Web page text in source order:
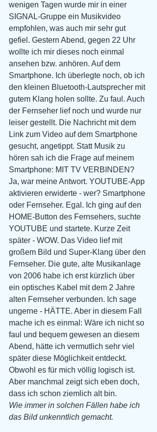
wenigen Tagen wurde mir in einer
SIGNAL-Gruppe ein Musikvideo
empfohlen, was auch mir sehr gut
gefiel. Gestern Abend, gegen 22 Uhr
wollte ich mir dieses noch einmal
ansehen bzw. anhören. Auf dem
Smartphone. Ich überlegte noch, ob ich
den kleinen Bluetooth-Lautsprecher mit
gutem Klang holen sollte. Zu faul. Auch
der Fernseher lief noch und wurde nur
leiser gestellt. Die Nachricht mit dem
Link zum Video auf dem Smartphone
gesucht, angetippt. Statt Musik zu
hören sah ich die Frage auf meinem
Smartphone: MIT TV VERBINDEN?
Ja, war meine Antwort. YOUTUBE-App
aktivieren erwiderte - wer? Smartphone
oder Fernseher. Egal. Ich ging auf den
HOME-Button des Fernsehers, suchte
YOUTUBE und startete. Kurze Zeit
später - WOW. Das Video lief mit
großem Bild und Super-Klang über den
Fernseher. Die gute, alte Musikanlage
von 2006 habe ich erst kürzlich über
ein optisches Kabel mit dem 2 Jahre
alten Fernseher verbunden. Ich sage
ungerne - HÄTTE. Aber in diesem Fall
mache ich es einmal: Wäre ich nicht so
faul und bequem gewesen an diesem
Abend, hätte ich vermutlich sehr viel
später diese Möglichkeit entdeckt.
Obwohl es für mich völlig logisch ist.
Aber manchmal zeigt sich eben doch,
dass ich schon ziemlich alt bin.
Wie immer in solchen Fällen habe ich
das Bild unkenntlich gemacht.